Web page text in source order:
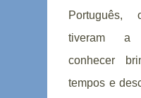
Português,
tiveram a
conhecer
tempos e